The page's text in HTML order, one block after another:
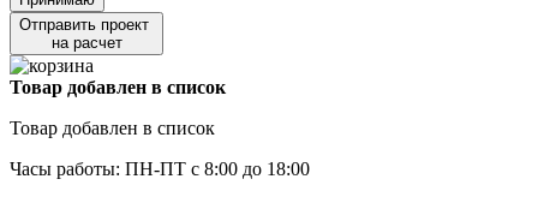
Отправить проект
на расчет
Товар добавлен в список
Товар добавлен в список
Часы работы: ПН-ПТ с 8:00 до 18:00